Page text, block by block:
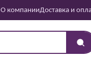
О компанииДоставка и